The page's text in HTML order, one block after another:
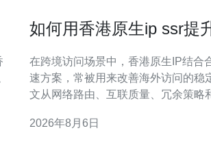
如何用香港原生ip ssr提
在跨境访问场景中，香港原生IP结合
速方案，常被用来改善海外访问的稳
文从网络路由、互联质量、冗余策略
在合法合规前提下优化访问体验。 为什么选择香港原
2026年8月6日